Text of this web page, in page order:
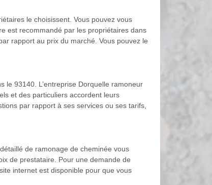
le choisissent. Vous pouvez vous
est recommandé par les propriétaires dans
rapport au prix du marché. Vous pouvez le
le 93140. L’entreprise Dorquelle ramoneur
et des particuliers accordent leurs
par rapport à ses services ou ses tarifs,
de ramonage de cheminée vous
de prestataire. Pour une demande de
internet est disponible pour que vous